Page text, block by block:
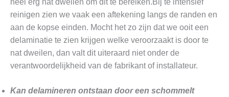
heel erg nat dweilen om dit te bereiken.Bij te intensief
reinigen zien we vaak een aftekening langs de randen en
aan de kopse einden. Mocht het zo zijn dat we ooit een
delaminatie te zien krijgen welke veroorzaakt is door te
nat dweilen, dan valt dit uiteraard niet onder de
verantwoordelijkheid van de fabrikant of installateur.
Kan delamineren ontstaan door een schommelt